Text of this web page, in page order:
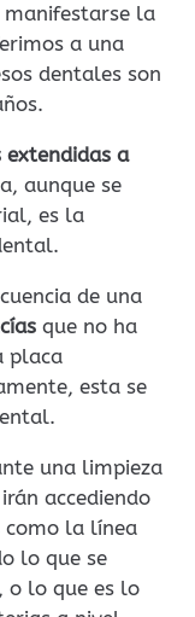
la
a una
dentales son
extendidas a
aunque se
es la
de una
que no ha
placa
esta se
una limpieza
accediendo
como la línea
lo que se
o lo que es lo